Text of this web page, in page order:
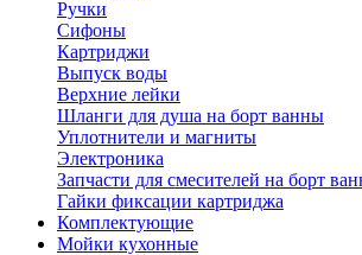
Ручки
Сифоны
Картриджи
Выпуск воды
Верхние лейки
Шланги для душа на борт ванны
Уплотнители и магниты
Электроника
Запчасти для смесителей на борт
Гайки фиксации картриджа
Комплектующие
Мойки кухонные